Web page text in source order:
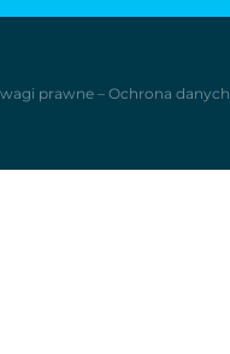
prawne– Ochrona